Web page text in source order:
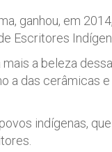
ganhou, em
Escritores
a beleza
das cerâmicas
indígenas,